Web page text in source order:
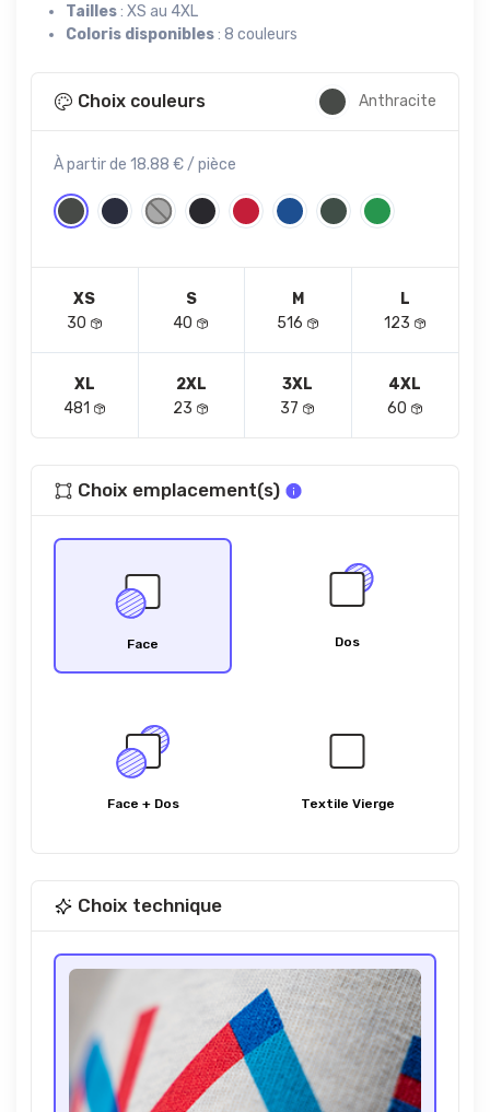
Tailles: XS au 4XL
Coloris disponibles: 8 couleurs
Choix couleurs Anthracite
À partir de 18.88 € / pièce
XS
30
S
40
M
516
L
123
XL
481
2XL
23
3XL
37
4XL
60
Choix emplacement(s)
Face Dos
Face + Dos Textile Vierge
Choix technique